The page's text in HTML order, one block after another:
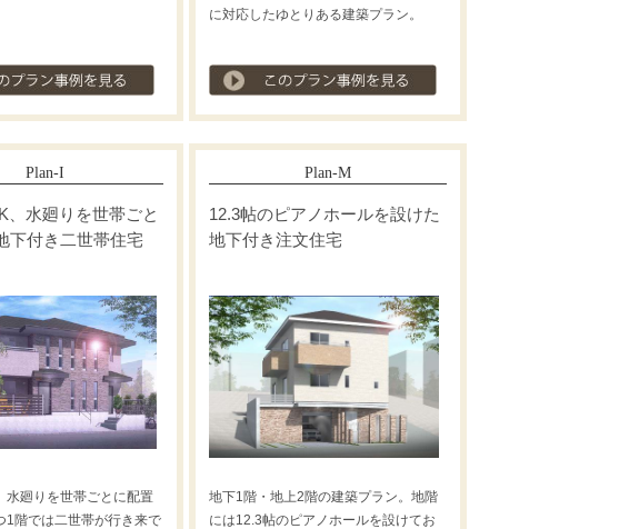
プラン事例を見る
に対応したゆとりある建築プラン。
Plan-I
、水廻りを世帯ごと
下付き二世帯住宅
水廻りを世帯ごとに配置
1階では二世帯が行き来で
Plan-M
12.3帖のピアノホールを設けた
地下付き注文住宅
地下1階・地上2階の建築プラン。地階
には12.3帖のピアノホールを設けてお